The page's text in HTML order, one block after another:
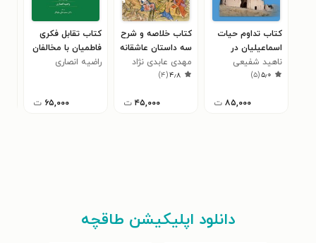
کتاب تداوم حیات
اسماعیلیان در
کرمان
ناهید شفیعی
۵٫۰(۵)
۸۵,۰۰۰ ت
کتاب خلاصه و شرح
سه داستان عاشقانه
نظامی گنجوی
مهدی عابدی نژاد
۴٫۸(۴)
۴۵,۰۰۰ ت
کتاب تقابل فکری
فاطمیان با مخالفان
راضیه انصاری
۶۵,۰۰۰ ت
دانلود اپلیکیشن طاقچه